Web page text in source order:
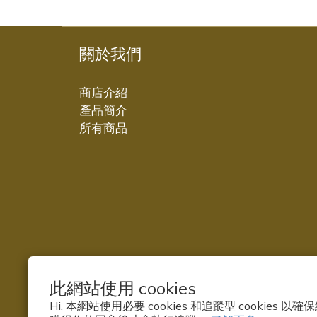
此網站使用 cookies
Hi, 本網站使用必要 cookies 和追蹤型 cookies 以確
關於我們
商店介紹
產品簡介
所有商品